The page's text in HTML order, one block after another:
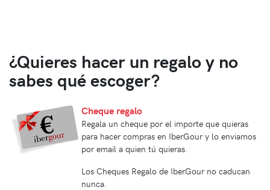
¿Quieres hacer un regalo y no
sabes qué escoger?
Cheque regalo
Regala un cheque por el importe que quieras
para hacer compras en IberGour y lo enviamos
por email a quien tú quieras.
Los Cheques Regalo de IberGour no caducan
nunca.